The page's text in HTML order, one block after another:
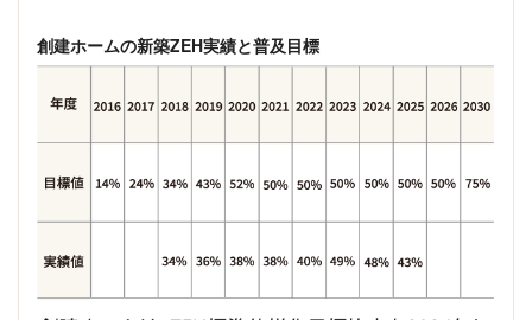
創建ホームの新築ZEH実績と普及目標